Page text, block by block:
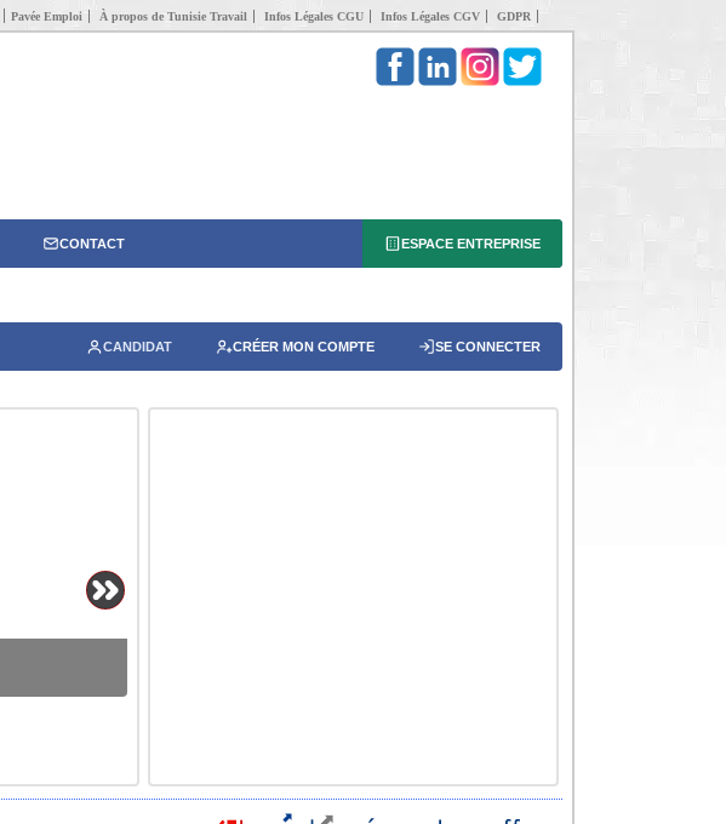
Pavée Emploi À propos de Tunisie Travail Infos Légales CGU Infos Légales CGV GDPR
CONTACT ESPACE ENTREPRISE
CANDIDAT CRÉER MON COMPTE SE CONNECTER